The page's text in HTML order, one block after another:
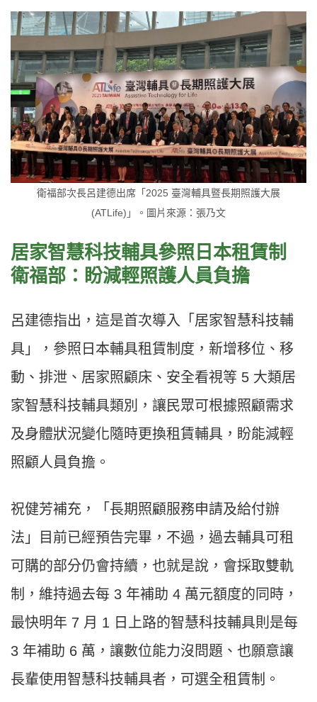
衛福部次長呂建德出席「2025 臺灣輔具暨長期照護大展
(ATLife)」。圖片來源：張乃文
居家智慧科技輔具參照日本租賃制
衛福部：盼減輕照護人員負擔
呂建德指出，這是首次導入「居家智慧科技輔
具」，參照日本輔具租賃制度，新增移位、移
動、排泄、居家照顧床、安全看視等 5 大類居
家智慧科技輔具類別，讓民眾可根據照顧需求
及身體狀況變化隨時更換租賃輔具，盼能減輕
照顧人員負擔。
祝健芳補充，「長期照顧服務申請及給付辦
法」目前已經預告完畢，不過，過去輔具可租
可購的部分仍會持續，也就是說，會採取雙軌
制，維持過去每 3 年補助 4 萬元額度的同時，
最快明年 7 月 1 日上路的智慧科技輔具則是每
3 年補助 6 萬，讓數位能力沒問題、也願意讓
長輩使用智慧科技輔具者，可選全租賃制。